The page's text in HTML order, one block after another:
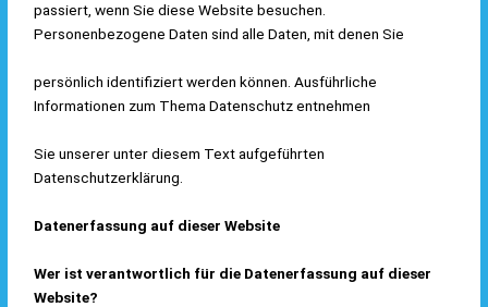
passiert, wenn Sie diese Website besuchen.
Personenbezogene Daten sind alle Daten, mit denen Sie
persönlich identifiziert werden können. Ausführliche
Informationen zum Thema Datenschutz entnehmen
Sie unserer unter diesem Text aufgeführten
Datenschutzerklärung.
Datenerfassung auf dieser Website
Wer ist verantwortlich für die Datenerfassung auf dieser
Website?